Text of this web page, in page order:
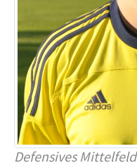
Defensives Mittelfeld